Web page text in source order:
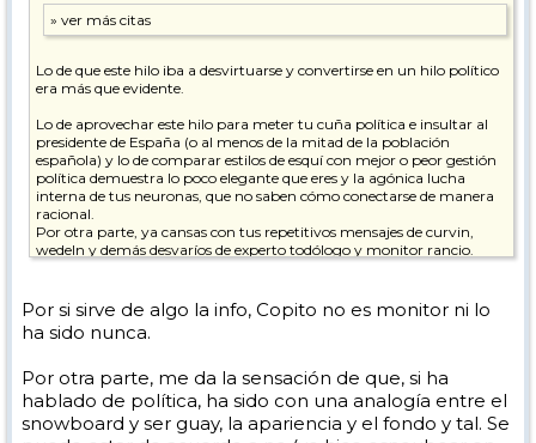
Lo de que este hilo iba a desvirtuarse y convertirse en un hilo político
era más que evidente.
Lo de aprovechar este hilo para meter tu cuña política e insultar al
presidente de España (o al menos de la mitad de la población
española) y lo de comparar estilos de esquí con mejor o peor gestión
política demuestra lo poco elegante que eres y la agónica lucha
interna de tus neuronas, que no saben cómo conectarse de manera
racional.
Por otra parte, ya cansas con tus repetitivos mensajes de curvin,
wedeln y demás desvaríos de experto todólogo y monitor rancio.
Paz y prosperidad.
Por si sirve de algo la info, Copito no es monitor ni lo
ha sido nunca.
Por otra parte, me da la sensación de que, si ha
hablado de política, ha sido con una analogía entre el
snowboard y ser guay, la apariencia y el fondo y tal. Se